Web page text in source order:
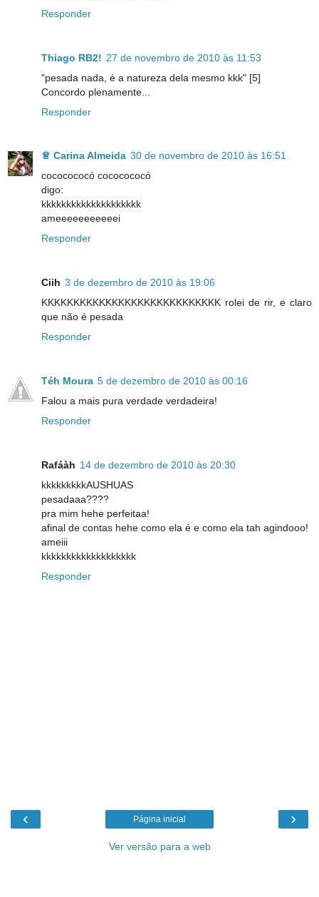
Responder
Thiago RB2! 27 de novembro de 2010 às 11:53
"pesada nada, é a natureza dela mesmo kkk" [5]
Concordo plenamente...
Responder
♕ Carina Almeida 30 de novembro de 2010 às 16:51
cococococó cococococó
digo:
kkkkkkkkkkkkkkkkkkkk
ameeeeeeeeeeei
Responder
Ciih 3 de dezembro de 2010 às 19:06
KKKKKKKKKKKKKKKKKKKKKKKKKKKK rolei de rir, e claro
que não é pesada
Responder
Téh Moura 5 de dezembro de 2010 às 00:16
Falou a mais pura verdade verdadeira!
Responder
Rafáàh 14 de dezembro de 2010 às 20:30
kkkkkkkkkAUSHUAS
pesadaaa????
pra mim hehe perfeitaa!
afinal de contas hehe como ela é e como ela tah agindooo!
ameiii
kkkkkkkkkkkkkkkkkkk
Responder
‹ ›
Página inicial
Ver versão para a web